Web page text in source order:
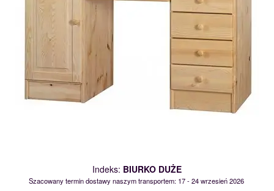
Indeks: BIURKO DUŻE
Szacowany termin dostawy naszym transportem: 17 - 24 wrzesień 2026